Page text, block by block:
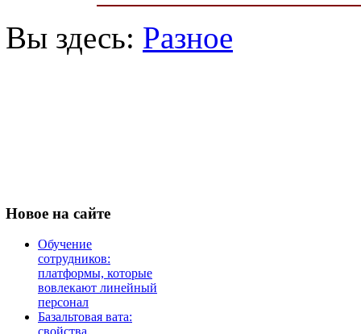
Вы здесь: Разное
Новое на сайте
Обучение
сотрудников:
платформы, которые
вовлекают линейный
персонал
Базальтовая вата: